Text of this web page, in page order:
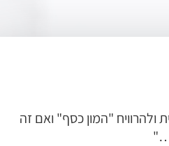
ולהרוויח "המון כסף" ואם זה